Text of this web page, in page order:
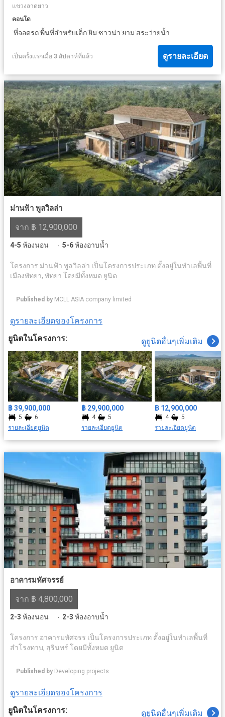
แขวงลาดยาว
คอนโด
·ที่จอดรถ·พื้นที่สำหรับเด็ก·ยิม·ซาวน่า·ยาม·สระว่ายน้ำ
เป็นครั้งแรกเมื่อ 3 สัปดาห์ที่แล้ว ดูรายละเอียด
ม่านฟ้า พูลวิลล่า
จาก ฿ 12,900,000
4-5 ห้องนอน · 5-6ห้องอาบน้ำ
โครงการ ม่านฟ้า พูลวิลล่า เป็นโครงการประเภท ตั้งอยู่ในทำเลพื้นที่
เมืองพัทยา, พัทยา โดยมีทั้งหมด ยูนิต
Published by MCLL ASIA company limited
ดูรายละเอียดของโครงการ
ยูนิตในโครงการ:
ดูยูนิตอื่นๆเพิ่มเติม
฿ 39,900,000
5
6
รายละเอียดยูนิต
฿ 29,900,000
4
5
รายละเอียดยูนิต
฿ 12,900,000
4
5
รายละเอียดยูนิต
อาคารมหัศจรรย์
จาก ฿ 4,800,000
2-3 ห้องนอน · 2-3 ห้องอาบน้ำ
โครงการ อาคารมหัศจรร เป็นโครงการประเภท ตั้งอยู่ในทำเลพื้นที่
สำโรงทาบ, สุรินทร์ โดยมีทั้งหมด ยูนิต
Published by Developing projects
ดูรายละเอียดของโครงการ
ยูนิตในโครงการ:
ดูยูนิตอื่นๆเพิ่มเติม